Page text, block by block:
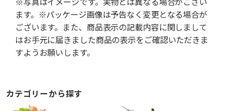
ます。※パッケージ画像は予告なく変更となる場合が
ございます。また、商品表示の記載内容に関しまして
はお手元に届きました商品の表示をご確認いただきま
すようお願いします。
カテゴリーから探す